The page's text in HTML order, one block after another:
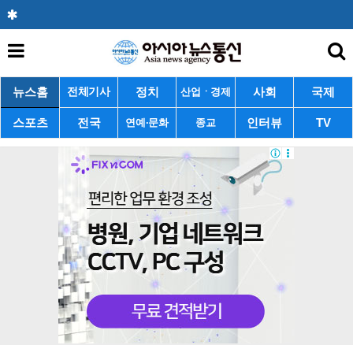
뉴스홈 전체기사 정치 산업ㆍ경제 사회 국제
스포츠 전국 연예·문화 종교 인터뷰 TV